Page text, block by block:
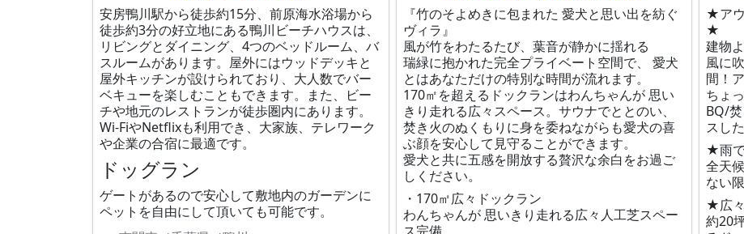
安房鴨川駅から徒歩約15分、前原海水浴場から
徒歩約3分の好立地にある鴨川ビーチハウスは、
リビングとダイニング、4つのベッドルーム、バ
スルームがあります。屋外にはウッドデッキと
屋外キッチンが設けられており、大人数でバー
ベキューを楽しむこともできます。また、ビー
チや地元のレストランが徒歩圏内にあります。
Wi-FiやNetflixも利用でき、大家族、テレワーク
や企業の合宿に最適です。
ドッグラン
ゲートがあるので安心して敷地内のガーデンに
ペットを自由にして頂いても可能です。
『竹のそよめきに包まれた 愛犬と思い出を紡ぐ
ヴィラ』
風が竹をわたるたび、葉音が静かに揺れる
瑞緑に抱かれた完全プライベート空間で、 愛犬
とはあなただけの特別な時間が流れます。
170㎡を超えるドックランはわんちゃんが 思い
きり走れる広々スペース。サウナでととのい、
焚き火のぬくもりに身を委ねながらも愛犬の喜
ぶ顔を安心して見守ることができます。
愛犬と共に五感を開放する贅沢な余白をお過ご
しください。
・170㎡広々ドックラン
わんちゃんが 思いきり走れる広々人工芝スペー
★アウ
★
建物
風に
間！
ちょ
BQ/
スし
★雨
全天
ない
★広
約20